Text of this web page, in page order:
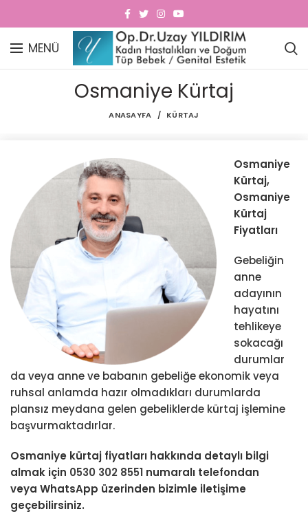
MENÜ
Osmaniye Kürtaj
ANASAYFA KÜRTAJ
Osmaniye
Kürtaj,
Osmaniye
Kürtaj
Fiyatları
Gebeliğin
anne
adayının
hayatını
tehlikeye
sokacağı
durumlar
da veya anne ve babanın gebeliğe ekonomik veya
ruhsal anlamda hazır olmadıkları durumlarda
plansız meydana gelen gebeliklerde kürtaj işlemine
başvurmaktadırlar.
Osmaniye kürtaj fiyatları hakkında detaylı bilgi
almak için 0530 302 8551 numaralı telefondan
veya WhatsApp üzerinden bizimle iletişime
geçebilirsiniz.